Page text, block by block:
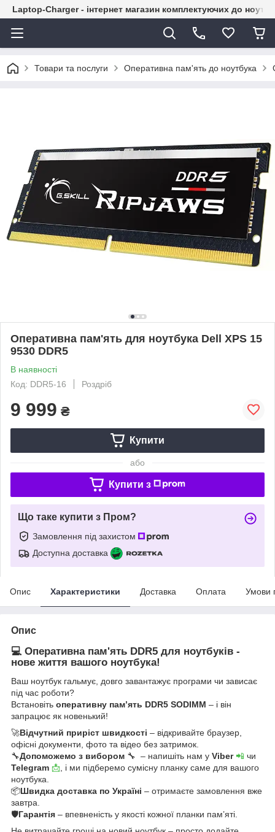
Laptop-Charger - інтернет магазин комплектуючих до
Товари та послуги Оперативна пам'ять до ноутбука
Оперативна пам'ять для ноутбука Dell XPS 15
9530 DDR5
В наявності
Код: DDR5-16
Роздріб
9 999 ₴
Купити
або
Купити з
Що таке купити з Пром?
Замовлення під захистом
Доступна доставка
Опис Характеристики Доставка Оплата Умови
Опис
💻 Оперативна пам'ять DDR5 для ноутбуків -
нове життя вашого ноутбука!
Ваш ноутбук гальмує, довго завантажує програми чи зависає
під час роботи?
Встановіть оперативну пам’ять DDR5 SODIMM – і він
запрацює як новенький!
🚀Відчутний приріст швидкості – відкривайте браузер,
офісні документи, фото та відео без затримок.
🔧Допоможемо з вибором 🔧 – напишіть нам у Viber📲 чи
Telegram 📩 , і ми підберемо сумісну планку саме для вашого
ноутбука.
📦Швидка доставка по Україні – отримаєте замовлення вже
завтра.
🛡Гарантія – впевненість у якості кожної планки пам’яті.